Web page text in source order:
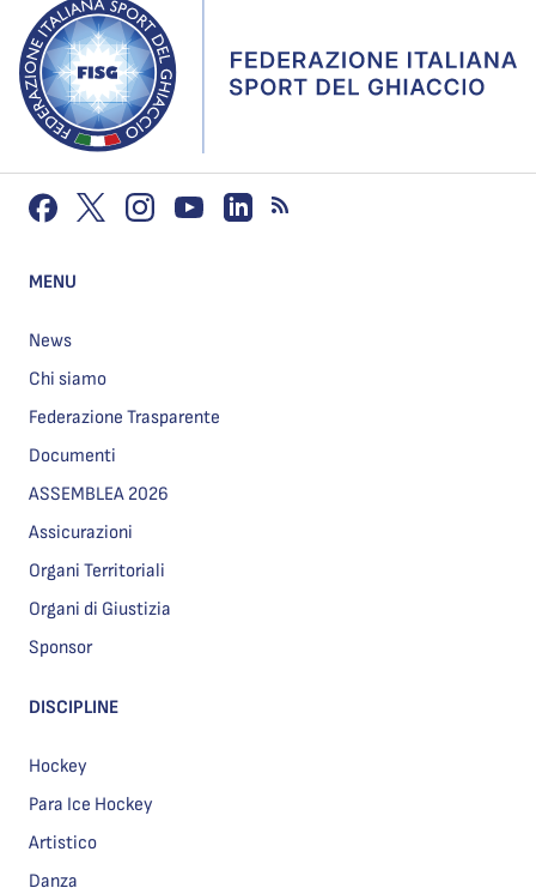
MENU
News
Chi siamo
Federazione Trasparente
Documenti
ASSEMBLEA 2026
Assicurazioni
Organi Territoriali
Organi di Giustizia
Sponsor
DISCIPLINE
Hockey
Para Ice Hockey
Artistico
Danza